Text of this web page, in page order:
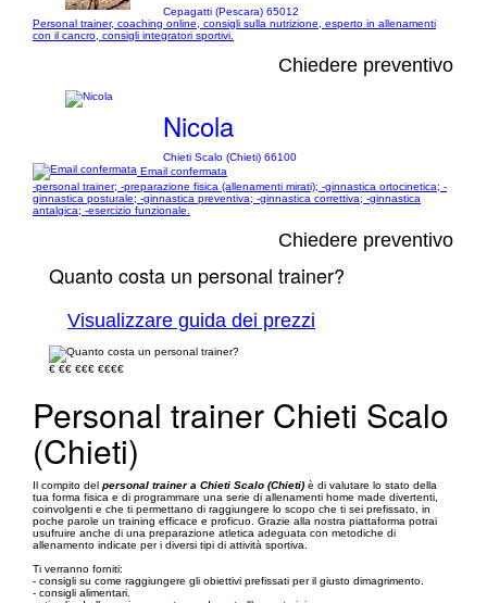
Cepagatti (Pescara) 65012
Personal trainer, coaching online, consigli sulla nutrizione, esperto in allenamenti
con il cancro, consigli integratori sportivi.
Chiedere preventivo
Nicola
Chieti Scalo (Chieti) 66100
Email confermata
-personal trainer; -preparazione fisica (allenamenti mirati); -ginnastica ortocinetica; -
ginnastica posturale; -ginnastica preventiva; -ginnastica correttiva; -ginnastica
antalgica; -esercizio funzionale.
Chiedere preventivo
Quanto costa un personal trainer?
Visualizzare guida dei prezzi
€ €€ €€€ €€€€
Personal trainer Chieti Scalo
(Chieti)
Il compito del personal trainer a Chieti Scalo (Chieti) è di valutare lo stato della
tua forma fisica e di programmare una serie di allenamenti home made divertenti,
coinvolgenti e che ti permettano di raggiungere lo scopo che ti sei prefissato, in
poche parole un training efficace e proficuo. Grazie alla nostra piattaforma potrai
usufruire anche di una preparazione atletica adeguata con metodiche di
allenamento indicate per i diversi tipi di attività sportiva.
Ti verranno forniti:
- consigli su come raggiungere gli obiettivi prefissati per il giusto dimagrimento.
- consigli alimentari.